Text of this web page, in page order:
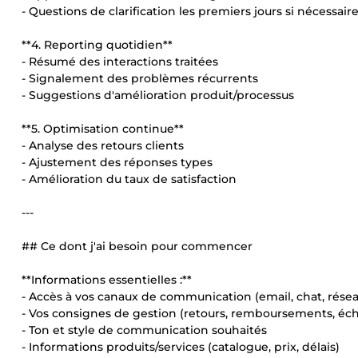
- Questions de clarification les premiers jours si nécessaire
**4. Reporting quotidien**
- Résumé des interactions traitées
- Signalement des problèmes récurrents
- Suggestions d'amélioration produit/processus
**5. Optimisation continue**
- Analyse des retours clients
- Ajustement des réponses types
- Amélioration du taux de satisfaction
---
## Ce dont j'ai besoin pour commencer
**Informations essentielles :**
- Accès à vos canaux de communication (email, chat,
- Vos consignes de gestion (retours, remboursements,
- Ton et style de communication souhaités
- Informations produits/services (catalogue, prix, délais)